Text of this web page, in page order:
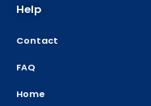
Help
Contact
FAQ
Home